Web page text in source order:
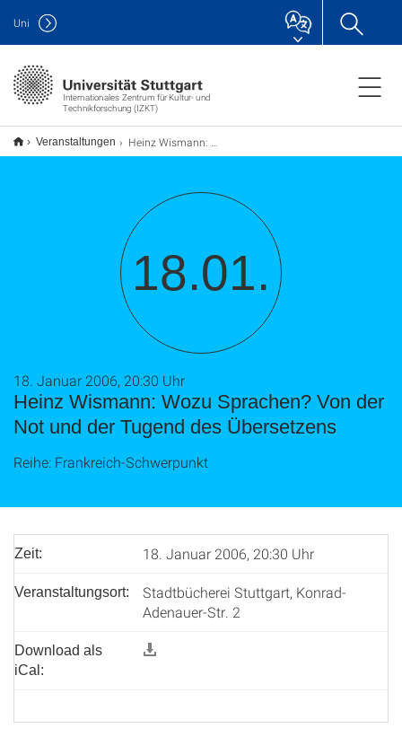
Internationales Zentrum für Kultur- und
Technikforschung (IZKT)
Uni
Veranstaltungen Heinz Wismann: Wozu Sprachen? Von der Not und der Tugend des Übersetzens
18.01.
Heinz Wismann: Wozu Sprachen? Von der
Not und der Tugend des Übersetzens
18. Januar 2006, 20:30 Uhr
Reihe: Frankreich-Schwerpunkt
Zeit: 18. Januar 2006, 20:30 Uhr
Veranstaltungsort:
Stadtbücherei Stuttgart, Konrad-
Adenauer-Str. 2
Download als
iCal: